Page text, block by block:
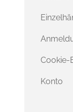
Cookie-
Konto